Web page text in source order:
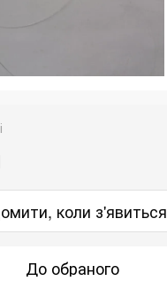
коли з'явиться
До обраного